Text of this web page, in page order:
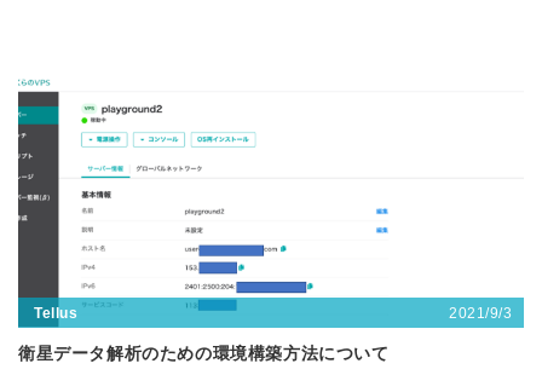
Tellus 2021/9/3
衛星データ解析のための環境構築方法について